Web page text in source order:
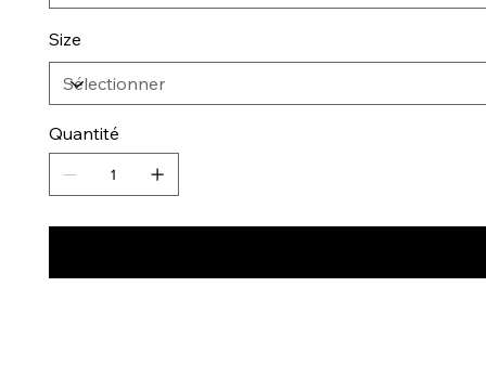
Size
Quantité